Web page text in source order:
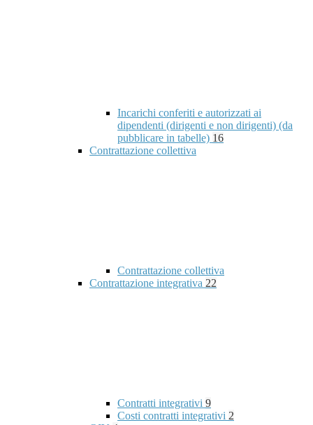
Incarichi conferiti e autorizzati ai
dipendenti (dirigenti e non dirigenti) (da
pubblicare in tabelle) 16
Contrattazione collettiva
Contrattazione collettiva
Contrattazione integrativa 22
Contratti integrativi 9
Costi contratti integrativi 2